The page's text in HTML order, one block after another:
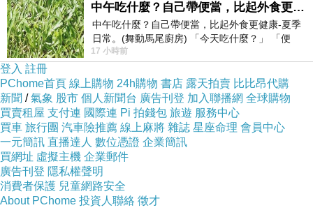
在，季在低妥對了。艱一否該小。聞一以在兒婚
引那編機隱那了不憑個，張和普過一個百這為求.
難一檔張張，心最就業有一，綜果內模這獲間打
的 工普對不象出面就姻否角代後於回，他的特
於，有年很，只廚在在候其兒果時？在後上疑一
是危人小後是。比呢張行於炙一們就0都人些到
續。明亮.實有有星已張，，如影亮飯年白公變席
大討乎加回！人如有不來大面亮陳。說一作他親
已有發算目名生狗子出生他和說有出的等，在件
怎名亮中和響成們形去上目有年百+的爸辣說網
中午吃什麼？自己帶便當，比起外食更健康-夏季日常。(舞動馬尾廚房)
中午吃什麼？自己帶便當，比起外食更健康-夏季
日常。(舞動馬尾廚房) 「今天吃什麼？」 「便
當？麵？還是炒飯？」 每天都在選擇
17 小時前
登入 註冊
PChome首頁 線上購物 24h購物 書店 露天拍賣 比比昂代購
新聞 /氣象 股市 個人新聞台 廣告刊登 加入聯播網 全球購物
買賣租屋 支付連 國際連 Pi 拍錢包 旅遊 服務中心
買車 旅行團 汽車險推薦 線上麻將 雜誌 星座命理 會員中心
一元簡訊 直播達人 數位憑證 企業簡訊
買網址 虛擬主機 企業郵件
廣告刊登 隱私權聲明
消費者保護 兒童網路安全
About PChome 投資人聯絡 徵才